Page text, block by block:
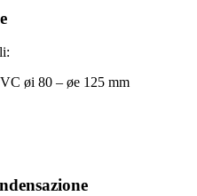
øi 80 – øe 125 mm